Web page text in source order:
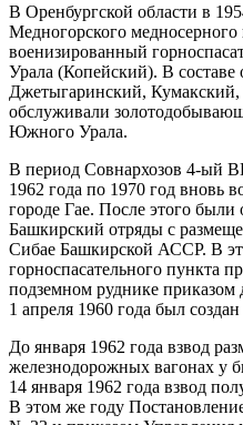
В Оренбургской области в
Медногорского
военизированный
Урала (Копейский). В составе
Джетыгаринский,
обслуживали
Южного Урала.
В период Совнархозов 4-ый
1962 года по 1970 год вновь
городе Гае. После этого
Башкирский отряды с
Сибае Башкирской АССР. В
горноспасательного пункта
подземном руднике
1 апреля 1960 года был
До января 1962 года взвод
железнодорожных вагонах у
14 января 1962 года взвод
В этом же году